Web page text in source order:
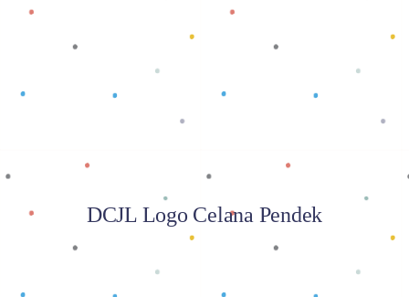
Baca selengkapnya
DCJL Logo Celana Pendek